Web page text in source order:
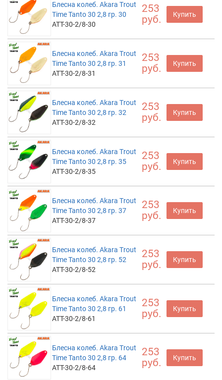
Блесна колеб. Akara Trout
Time Tanto 30 2,8 гр. 30
ATT-30-2/8-30
253
руб.
Купить
Блесна колеб. Akara Trout
Time Tanto 30 2,8 гр. 31
ATT-30-2/8-31
253
руб.
Купить
Блесна колеб. Akara Trout
Time Tanto 30 2,8 гр. 32
ATT-30-2/8-32
253
руб.
Купить
Блесна колеб. Akara Trout
Time Tanto 30 2,8 гр. 35
ATT-30-2/8-35
253
руб.
Купить
Блесна колеб. Akara Trout
Time Tanto 30 2,8 гр. 37
ATT-30-2/8-37
253
руб.
Купить
Блесна колеб. Akara Trout
Time Tanto 30 2,8 гр. 52
ATT-30-2/8-52
253
руб.
Купить
Блесна колеб. Akara Trout
Time Tanto 30 2,8 гр. 61
ATT-30-2/8-61
253
руб.
Купить
Блесна колеб. Akara Trout
Time Tanto 30 2,8 гр. 64
ATT-30-2/8-64
253
руб.
Купить